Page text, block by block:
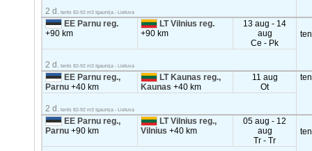
2 d. tents 82-92 m3 Igaunija - Lietuva
EE Parnu reg.
+90 km
LT Vilnius reg.
+90 km
13 aug - 14
aug
Ce - Pk
2 d. tents 82-92 m3 Igaunija - Lietuva
EE Parnu reg.,
Parnu+40 km
LT Kaunas reg.,
Kaunas+40 km
11 aug
Ot
2 d. tents 82-92 m3 Igaunija - Lietuva
EE Parnu reg.,
Parnu+90 km
LT Vilnius reg.,
Vilnius+40 km
05 aug - 12
aug
Tr - Tr